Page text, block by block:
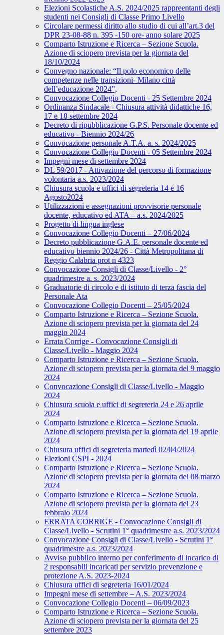
Elezioni Scolastiche A.S. 2024/2025 rappreentanti degli
studenti nei Consigli di Classe Primo Livello
Circolare permessi diritto allo studio di cui all’art.3 del
DPR 23-08-88 n. 395 -150 ore- anno solare 2025
Comparto Istruzione e Ricerca – Sezione Scuola.
Azione di sciopero prevista per la giornata del
18/10/2024
Convegno nazionale: “Il polo economico delle
competenze nelle transizioni- Milano città
dell’educazione 2024”,
Convocazione Collegio Docenti - 25 Settembre 2024
Ordinanza Sindacale - Chiusura attività didattiche 16,
17 e 18 settembre 2024
Decreto di ripubblicazione G.P.S. Personale docente ed
educativo - Biennio 2024/26
Convocazione personale A.T.A. a. s. 2024/2025
Convocazione Collegio Docenti - 05 Settembre 2024
Impegni mese di settembre 2024
DL 59/2017 - Attivazione del percorso di formazione
volontaria a.s. 2023/2024
Chiusura scuola e uffici di segreteria 14 e 16
Agosto2024
Utilizzazioni e assegnazioni provvisorie personale
docente, educativo ed ATA – a.s. 2024/2025
Progetto di lingua inglese
Convocazione Collegio Docenti – 27/06/2024
Decreto pubblicazione G.A.E. personale docente ed
educativo biennio 2024/26 - Città Metropolitana di
Reggio Calabria prot n 4323
Convocazione Consigli di Classe/Livello - 2°
quadrimestre a. s. 2023/2024
Graduatorie di circolo e di istituto di terza fascia del
Personale Ata
Convocazione Collegio Docenti – 25/05/2024
Comparto Istruzione e Ricerca – Sezione Scuola.
Azione di sciopero prevista per la giornata del 24
maggio 2024
Errata Corrige - Convocazione Consigli di
Classe/Livello - Maggio 2024
Comparto Istruzione e Ricerca – Sezione Scuola.
Azione di sciopero prevista per la giornata del 9 maggio
2024
Convocazione Consigli di Classe/Livello - Maggio
2024
Chiusura scuola e uffici di segreteria 24 e 26 aprile
2024
Comparto Istruzione e Ricerca – Sezione Scuola.
Azione di sciopero prevista per la giornata del 19 aprile
2024
Chiusura uffici di segreteria martedì 02/04/2024
Elezioni CSPI - 2024
Comparto Istruzione e Ricerca – Sezione Scuola.
Azione di sciopero prevista per la giornata del 08 marzo
2024
Comparto Istruzione e Ricerca – Sezione Scuola.
Azione di sciopero prevista per la giornata del 23
febbraio 2024
ERRATA CORRIGE - Convocazione Consigli di
Classe/Livello - Scrutini 1° quadrimestre a.s. 2023/2024
Convocazione Consigli di Classe/Livello - Scrutini 1°
quadrimestre a.s. 2023/2024
Avviso pubblico interno per conferimento di incarico di
2 responsabili incaricati per servizio prevenzione e
protezione A.S. 2023-2024
Chiusura uffici di segreteria 16/01/2024
Impegni mese di settembre – A.S. 2023/2024
Convocazione Collegio Docenti – 06/09/2023
Comparto Istruzione e Ricerca – Sezione Scuola.
Azione di sciopero prevista per la giornata del 25
settembre 2023